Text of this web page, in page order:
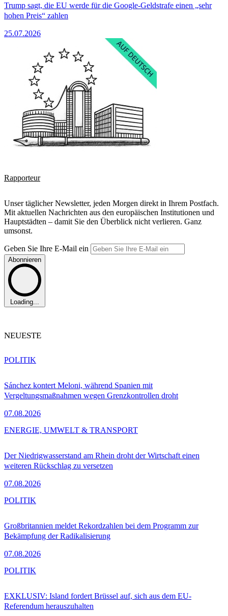
Trump sagt, die EU werde für die Google-Geldstrafe einen „sehr
hohen Preis“ zahlen
25.07.2026
Rapporteur
Unser täglicher Newsletter, jeden Morgen direkt in Ihrem Postfach.
Mit aktuellen Nachrichten aus den europäischen Institutionen und
Hauptstädten – damit Sie den Überblick nicht verlieren. Ganz
umsonst.
Geben Sie Ihre E-Mail ein
Abonnieren
Loading...
NEUESTE
Sánchez kontert Meloni, während Spanien mit
Vergeltungsmaßnahmen wegen Grenzkontrollen droht
07.08.2026
POLITIK
Der Niedrigwasserstand am Rhein droht der Wirtschaft einen
weiteren Rückschlag zu versetzen
07.08.2026
ENERGIE, UMWELT & TRANSPORT
Großbritannien meldet Rekordzahlen bei dem Programm zur
Bekämpfung der Radikalisierung
07.08.2026
POLITIK
EXKLUSIV: Island fordert Brüssel auf, sich aus dem EU-
Referendum herauszuhalten
POLITIK